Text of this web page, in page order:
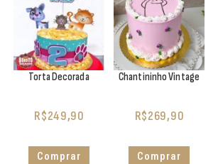
Torta Decorada
R$249,90
Comprar
Chantininho Vintage
R$269,90
Comprar